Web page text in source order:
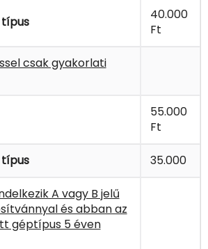
40.000
Ft
csak gyakorlati
55.000
Ft
35.000
A vagy B jelű
és abban az
géptípus 5 éven